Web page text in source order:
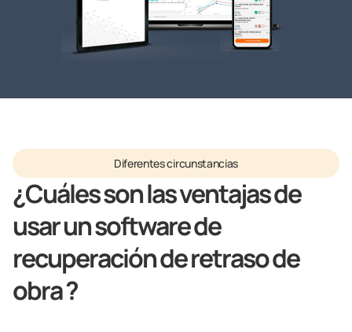
Diferentes circunstancias
¿Cuáles son las ventajas de
usar un software de
recuperación de retraso de
obra ?